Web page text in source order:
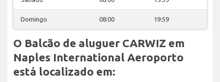
Domingo 08:00 19:59
O Balcão de aluguer CARWIZ em
Naples International Aeroporto
está localizado em: